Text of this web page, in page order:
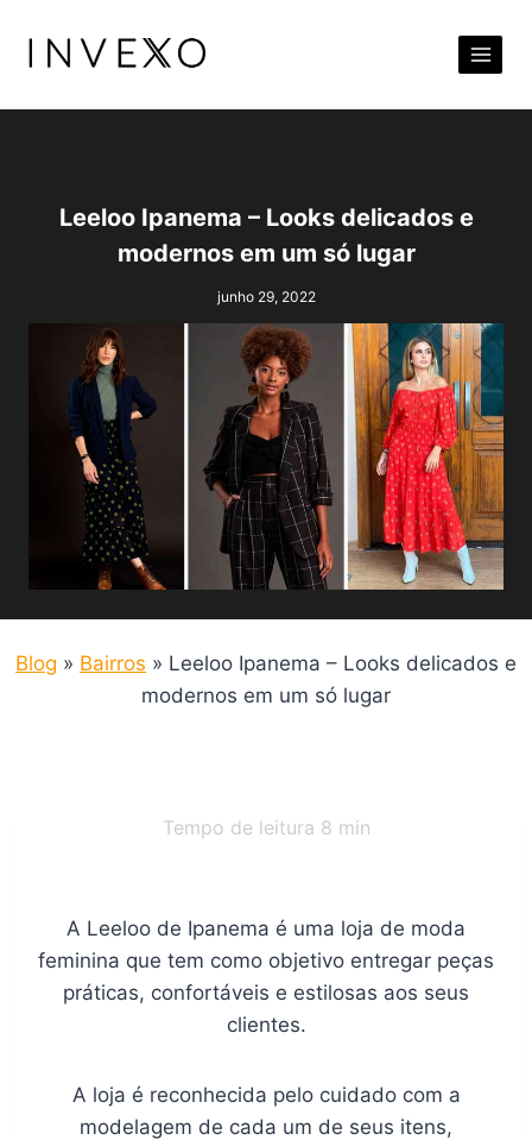
para
Conteúdo
Leeloo Ipanema – Looks delicados e
modernos em um só lugar
junho 29, 2022
Blog » Bairros » Leeloo Ipanema – Looks delicados e
modernos em um só lugar
Tempo de leitura 8 min
A Leeloo de Ipanema é uma loja de moda
feminina que tem como objetivo entregar peças
práticas, confortáveis e estilosas aos seus
clientes.
A loja é reconhecida pelo cuidado com a
modelagem de cada um de seus itens,